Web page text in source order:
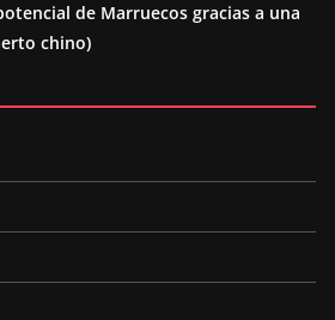
de Marruecos gracias a una
chino)